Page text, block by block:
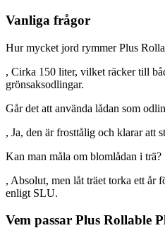
Vanliga frågor
Hur mycket jord rymmer Plus
, Cirka 150 liter, vilket räcker till
grönsaksodlingar.
Går det att använda lådan som
, Ja, den är frosttålig och klarar att
Kan man måla om blomlådan i trä?
, Absolut, men låt träet torka ett år
enligt SLU.
Vem passar Plus Rollable